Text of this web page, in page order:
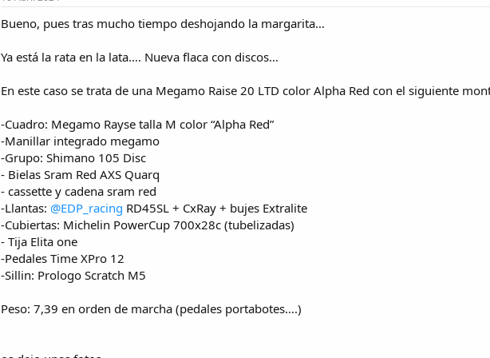
Bueno, pues tras mucho tiempo deshojando la margarita…
Ya está la rata en la lata…. Nueva flaca con discos…
En este caso se trata de una Megamo Raise 20 LTD color Alpha Red con el siguiente
-Cuadro: Megamo Rayse talla M color “Alpha Red”
-Manillar integrado megamo
-Grupo: Shimano 105 Disc
- Bielas Sram Red AXS Quarq
- cassette y cadena sram red
-Llantas: @EDP_racing RD45SL + CxRay + bujes Extralite
-Cubiertas: Michelin PowerCup 700x28c (tubelizadas)
- Tija Elita one
-Pedales Time XPro 12
-Sillin: Prologo Scratch M5
Peso: 7,39 en orden de marcha (pedales portabotes….)